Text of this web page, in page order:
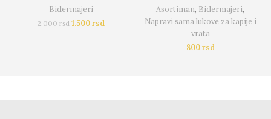
Bidermajeri
2.000rsd 1.500rsd
Asortiman, Bidermajeri,
Napravi sama lukove za kapije i
vrata
800rsd